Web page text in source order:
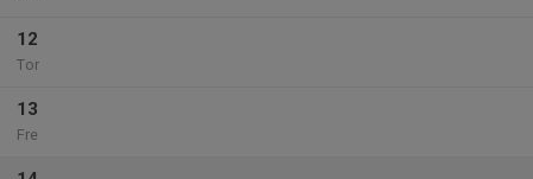
12
Tor
13
Fre